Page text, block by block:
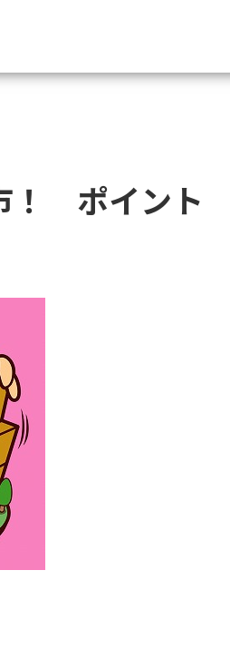
大学・短大の資料
大学入学共通テスト利
！ ポイント